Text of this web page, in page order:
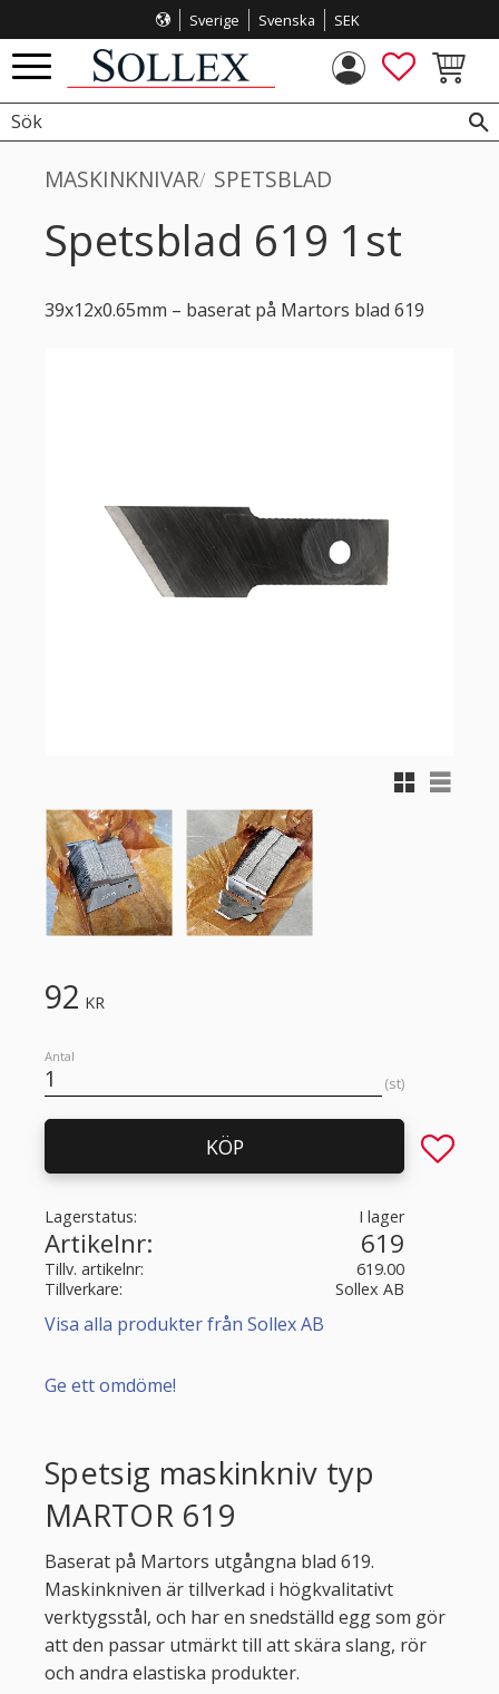
Meny
Sverige Svenska SEK
FAVORITER
MASKINKNIVAR SPETSBLAD
Spetsblad 619 1st
39x12x0.65mm – baserat på Martors blad 619
Rutnätsvy
Listvy
92 KR
Antal
st
KÖP Lägg till
Lagerstatus I lager
Artikelnr 619
Tillv. artikelnr
619.00
Tillverkare
Sollex AB
Visa alla produkter från Sollex AB
Ge ett omdöme!
Spetsig maskinkniv typ
MARTOR 619
Baserat på Martors utgångna blad 619.
Maskinkniven är tillverkad i högkvalitativt
verktygsstål, och har en snedställd egg som gör
att den passar utmärkt till att skära slang, rör
och andra elastiska produkter.